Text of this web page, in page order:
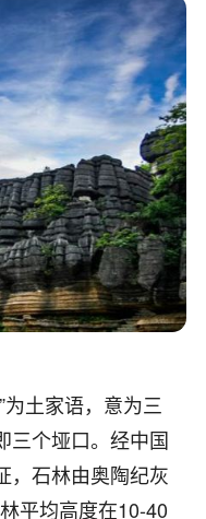
土家语，意为三
三个垭口。经中国
，石林由奥陶纪灰
平均高度在10-40